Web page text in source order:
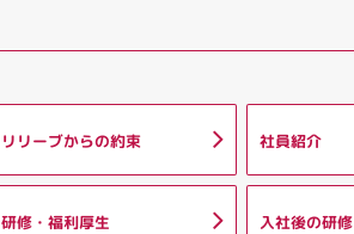
リリーブからの約束 社員紹介
研修・福利厚生 入社後の研修